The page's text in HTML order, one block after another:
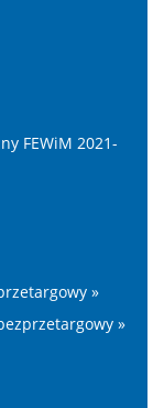
FEWiM 2021-
»
»